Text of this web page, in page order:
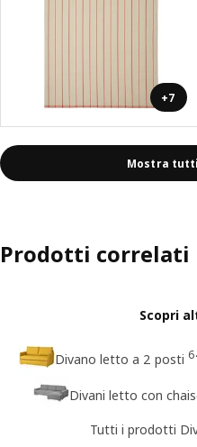
+7
Mostra
Prodotti correlati
Scopri
Divano letto a 2 posti
Divani letto con
Tutti i prodotti